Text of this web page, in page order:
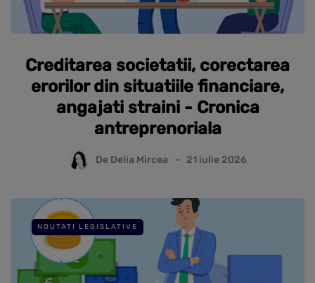
Creditarea societatii, corectarea
erorilor din situatiile financiare,
angajati straini - Cronica
antreprenoriala
De Delia Mircea 21 iulie 2026
NOUTATI LEGISLATIVE